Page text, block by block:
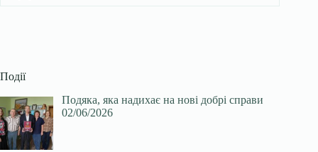
Події
Подяка, яка надихає на нові добрі справи
02/06/2026